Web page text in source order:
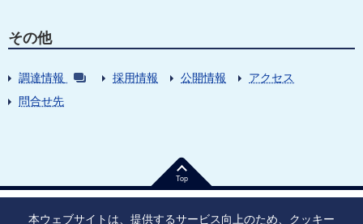
その他
調達情報 採用情報 公開情報
アクセス
問合せ先
Top
本ウェブサイトは、提供するサービス向上のため、クッキー